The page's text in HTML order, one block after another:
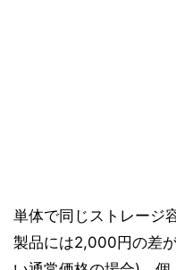
単体で同じストレージ
製品には2,000円の差